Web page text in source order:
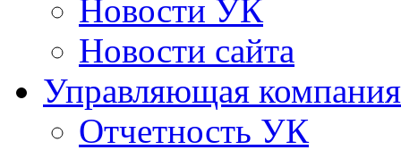
Новости УК
Новости сайта
Управляющая компания
Отчетность УК